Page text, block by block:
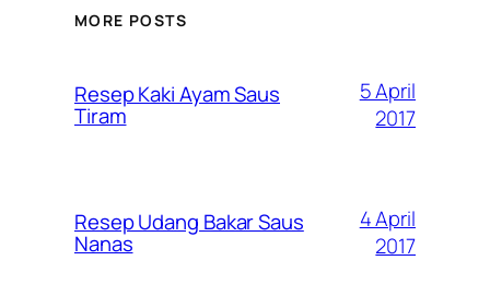
MORE POSTS
Resep Kaki Ayam Saus
Tiram
5 April
2017
Resep Udang Bakar Saus
Nanas
4 April
2017